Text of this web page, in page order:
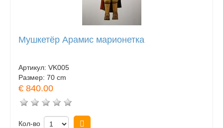
Мушкетёр Арамис марионетка
Артикул: VK005
Размер: 70 cm
€ 840.00
Кол-во